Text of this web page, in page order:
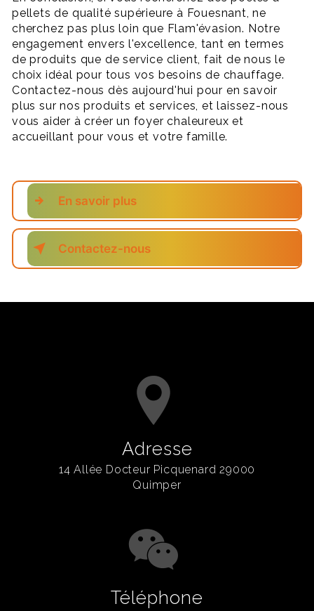
pellets de qualité supérieure à Fouesnant, ne
cherchez pas plus loin que Flam'évasion. Notre
engagement envers l'excellence, tant en termes
de produits que de service client, fait de nous le
choix idéal pour tous vos besoins de chauffage.
Contactez-nous dès aujourd'hui pour en savoir
plus sur nos produits et services, et laissez-nous
vous aider à créer un foyer chaleureux et
accueillant pour vous et votre famille.
En savoir plus
Contactez-nous
Adresse
14 Allée Docteur Picquenard 29000
Quimper
Téléphone